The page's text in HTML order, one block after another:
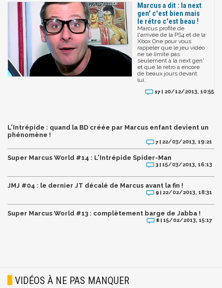
Marcus a dit : la next
gen' c'est bien mais
le rétro c'est beau !
Marcus profite de
l'arrivée de la PS4 et de la
Xbox One pour vous
rappeler que le jeu vidéo
ne se limite pas
seulement à la next gen'
et que le retro a encore
de beaux jours devant
lui.
17 | 20/12/2013, 10:55
L'Intrépide : quand la BD créée par Marcus enfant devient un
phénomène !
7 | 22/03/2013, 19:21
Super Marcus World #14 : L'Intrépide Spider-Man
3 |15/03/2013, 16:13
JMJ #04 : le dernier JT décalé de Marcus avant la fin !
9 | 22/02/2013, 18:31
Super Marcus World #13 : complètement barge de Jabba !
8 |15/02/2013, 15:17
VIDÉOS À NE PAS MANQUER